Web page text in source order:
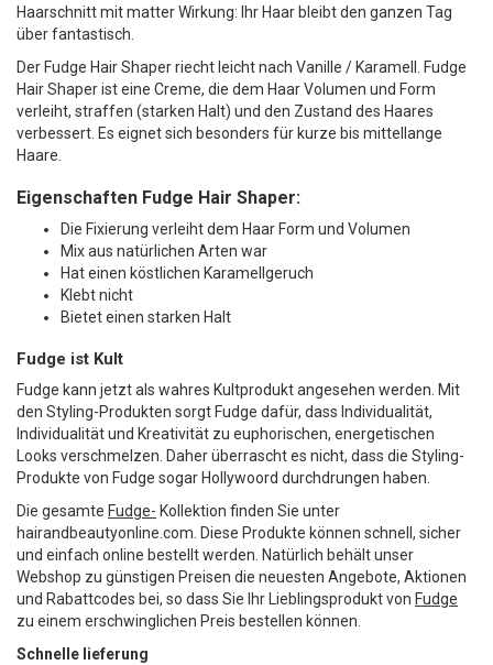
Haarschnitt mit matter Wirkung: Ihr Haar bleibt den ganzen Tag
über fantastisch.
Der Fudge Hair Shaper riecht leicht nach Vanille / Karamell. Fudge
Hair Shaper ist eine Creme, die dem Haar Volumen und Form
verleiht, straffen (starken Halt) und den Zustand des Haares
verbessert. Es eignet sich besonders für kurze bis mittellange
Haare.
Eigenschaften Fudge Hair Shaper:
Die Fixierung verleiht dem Haar Form und Volumen
Mix aus natürlichen Arten war
Hat einen köstlichen Karamellgeruch
Klebt nicht
Bietet einen starken Halt
Fudge ist Kult
Fudge kann jetzt als wahres Kultprodukt angesehen werden. Mit
den Styling-Produkten sorgt Fudge dafür, dass Individualität,
Individualität und Kreativität zu euphorischen, energetischen
Looks verschmelzen. Daher überrascht es nicht, dass die Styling-
Produkte von Fudge sogar Hollywoord durchdrungen haben.
Die gesamte Fudge- Kollektion finden Sie unter
hairandbeautyonline.com. Diese Produkte können schnell, sicher
und einfach online bestellt werden. Natürlich behält unser
Webshop zu günstigen Preisen die neuesten Angebote, Aktionen
und Rabattcodes bei, so dass Sie Ihr Lieblingsprodukt von Fudge
zu einem erschwinglichen Preis bestellen können.
Schnelle lieferung